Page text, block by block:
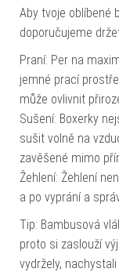
Aby tvoje oblíbené
doporučujeme
Praní: Per na
jemné prací
může ovlivnit
Sušení: Boxerky
sušit volně na
zavěšené mimo
Žehlení: Žehlení
a po vyprání a
Tip: Bambusová
proto si zaslouží
vydržely,